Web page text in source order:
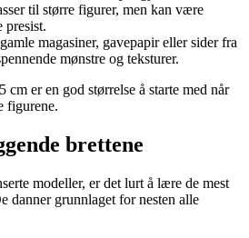
til større figurer, men kan være
presist.
magasiner, gavepapir eller sider fra
mønstre og teksturer.
cm er en god størrelse å starte med når
figurene.
brettene
modeller, er det lurt å lære de mest
danner grunnlaget for nesten alle